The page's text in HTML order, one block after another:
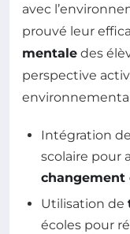
avec
prouvé leur
mentale des
perspective
Intégration de
scolaire pour
Utilisation de
écoles pour